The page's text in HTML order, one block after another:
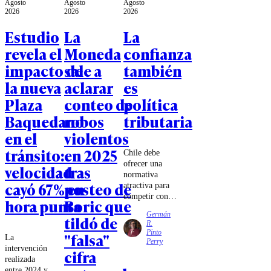
Agosto
2026
Estudio
revela el
impacto de
la nueva
Plaza
Baquedano
en el
tránsito:
velocidad
cayó 67% en
hora punta
La
intervención
realizada
Agosto
2026
La
Moneda
sale a
aclarar
conteo de
robos
violentos
en 2025
tras
posteo de
Boric que
tildó de
"falsa"
cifra
Agosto
2026
La
confianza
también
es
política
tributaria
Chile debe
ofrecer una
normativa
atractiva para
competir con
los mecanismos
de estabilidad e
invariabilidad
existentes en
Germán
R.
Pinto
Perry